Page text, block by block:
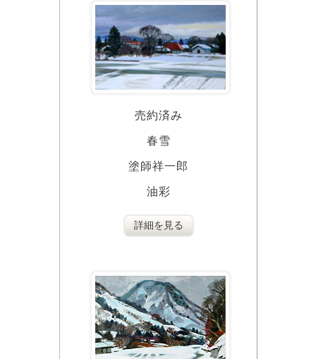
売約済み
春雪
塗師祥一郎
油彩
詳細を見る